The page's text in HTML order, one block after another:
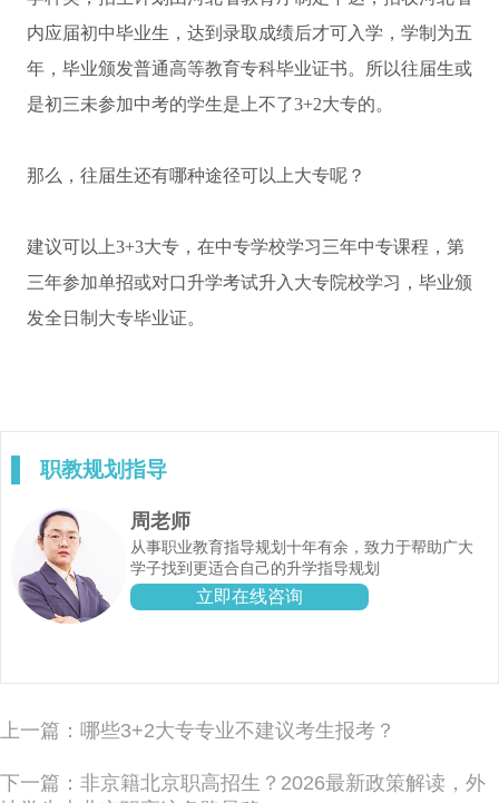
内应届初中毕业生，达到录取成绩后才可入学，学制为五
年，毕业颁发普通高等教育专科毕业证书。所以往届生或
是初三未参加中考的学生是上不了3+2大专的。
那么，往届生还有哪种途径可以上大专呢？
建议可以上3+3大专，在中专学校学习三年中专课程，第
三年参加单招或对口升学考试升入大专院校学习，毕业颁
发全日制大专毕业证。
职教规划指导
周老师
从事职业教育指导规划十年有余，致力于帮助广大
学子找到更适合自己的升学指导规划
立即在线咨询
上一篇：哪些3+2大专专业不建议考生报考？
下一篇：非京籍北京职高招生？2026最新政策解读，外